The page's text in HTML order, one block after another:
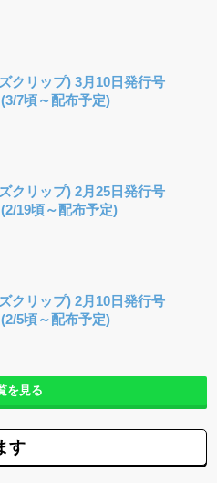
クリップ) 3月10日発行号
(3/7頃～配布予定)
クリップ) 2月25日発行号
(2/19頃～配布予定)
クリップ) 2月10日発行号
(2/5頃～配布予定)
を見る
す